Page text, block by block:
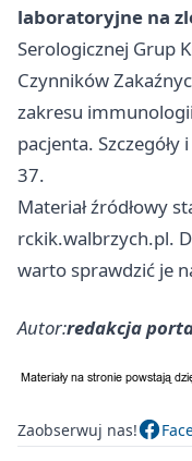
laboratoryjne na
Serologicznej Grup
Czynników
zakresu
pacjenta.
37.
Materiał źródłowy
rckik.walbrzych.pl.
warto sprawdzić je
Autor:redakcja
Zaobserwuj nas!